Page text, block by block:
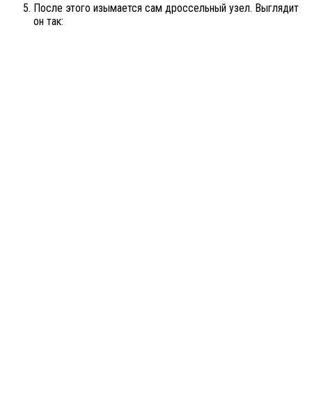
После этого изымается сам дроссельный узел. Выглядит
он так: